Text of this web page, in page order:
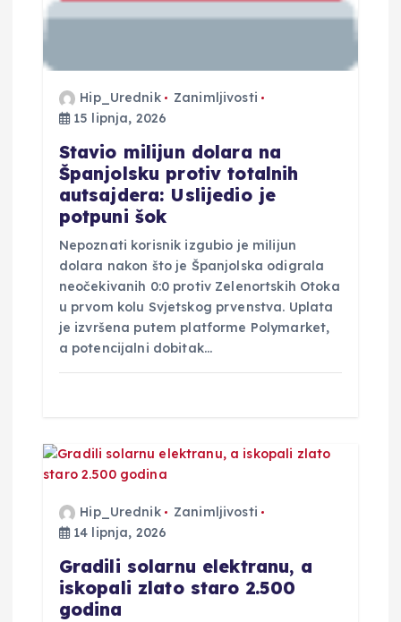
a
Hip_Urednik
Zanimljivosti
15 lipnja, 2026
Stavio milijun dolara na
Španjolsku protiv totalnih
autsajdera: Uslijedio je
potpuni šok
Nepoznati korisnik izgubio je milijun
dolara nakon što je Španjolska odigrala
neočekivanih 0:0 protiv Zelenortskih Otoka
u prvom kolu Svjetskog prvenstva. Uplata
je izvršena putem platforme Polymarket,
a potencijalni dobitak…
Hip_Urednik
Zanimljivosti
14 lipnja, 2026
Gradili solarnu elektranu, a
iskopali zlato staro 2.500
godina